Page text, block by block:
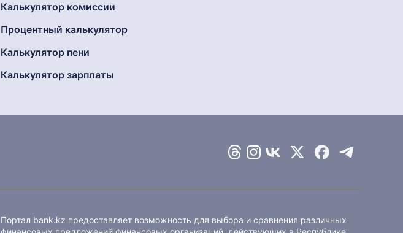
Калькулятор комиссии
Процентный калькулятор
Калькулятор пени
Калькулятор зарплаты
Портал bank.kz предоставляет возможность для выбора и сравнения различных